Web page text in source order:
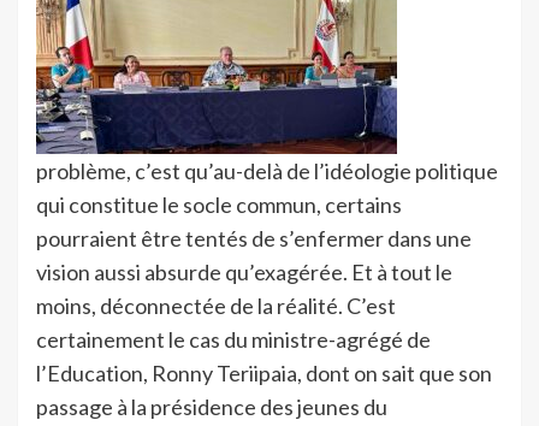
problème, c’est qu’au-delà de l’idéologie politique
qui constitue le socle commun, certains
pourraient être tentés de s’enfermer dans une
vision aussi absurde qu’exagérée. Et à tout le
moins, déconnectée de la réalité. C’est
certainement le cas du ministre-agrégé de
l’Education, Ronny Teriipaia, dont on sait que son
passage à la présidence des jeunes du